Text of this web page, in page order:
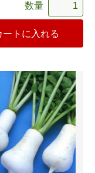
数量
ートに入れる